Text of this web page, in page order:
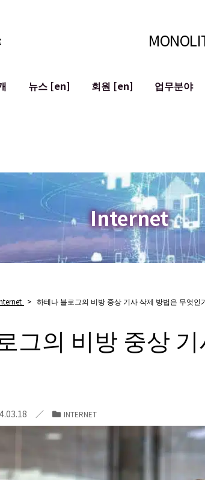
뉴스 [en] 회원 [en]
업무분야
AI (ChatGPT 등)
사이버 범죄
Internet
> 하테나 블로그의 비방 중상 기사 삭제 방법은 무엇인
그의 비방 중상
INTERNET